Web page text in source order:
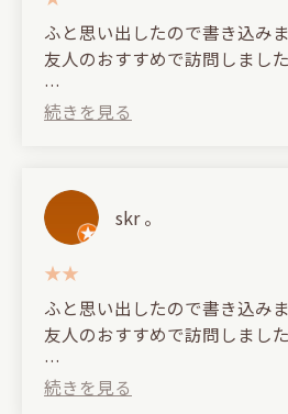
ます。
ドリンクはかなり豊富です。
んでいるのでそれを見ながら
ないお酒も取り揃えており、
シーシャですが、かなりおいし
など、煙の調整をこまめにや
スピタリティの塊。
そしてまさかのカラオケもで
良かったです。
ふと思い出したので書き込み
友人のおすすめで訪問しました
シーシャは2台頼みました
た。
訪問した当時に聞いたところ
シャを作れる方は金曜のみ出
店の雰囲気だけ気にするなら
るならおすすめはできないで
お店あるので
訪問した以来友人とも会ってお
skr 。
ふと思い出したので書き込み
友人のおすすめで訪問しました
シーシャは2台頼みました